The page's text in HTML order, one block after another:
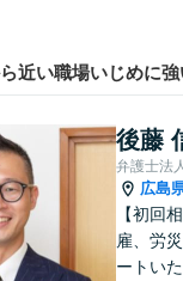
近い職場いじめに
後藤
弁護士法
広島
【初回
雇、労
ートい